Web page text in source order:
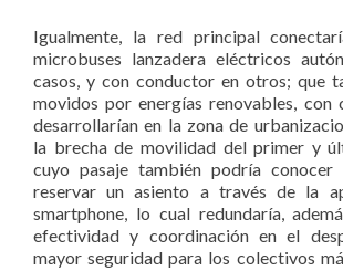
Igualmente, la red principal
microbuses lanzadera eléctricos
casos, y con conductor en otros; que
movidos por energías renovables, con
desarrollarían en la zona de
la brecha de movilidad del primer y
cuyo pasaje también podría
reservar un asiento a través de la
smartphone, lo cual redundaría,
efectividad y coordinación en el
mayor seguridad para los colectivos